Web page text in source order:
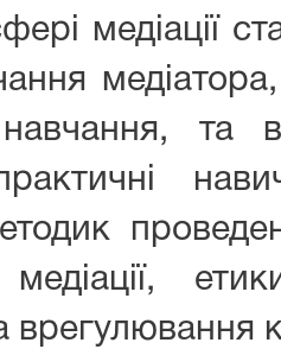
медіації
та
врегулювання